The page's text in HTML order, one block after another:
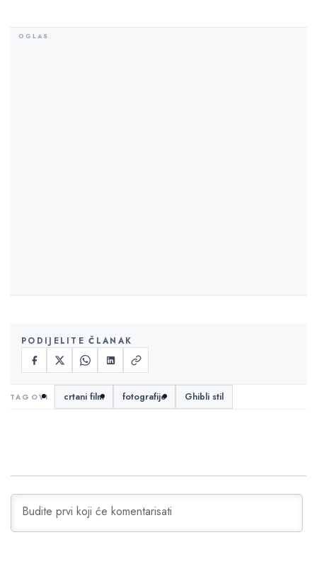
PODIJELITE ČLANAK
crtani film fotografije Ghibli stil